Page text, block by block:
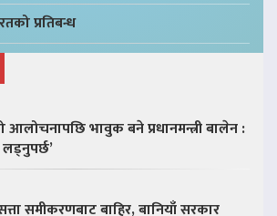
प्रतिबन्ध
आलोचनापछि भावुक बने प्रधानमन्त्री बालेन :
समीकरणबाट बाहिर, बानियाँ सरकार